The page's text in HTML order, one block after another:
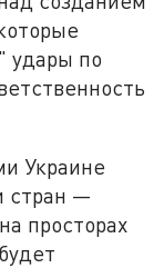
удары по
Украине
стран —
просторах